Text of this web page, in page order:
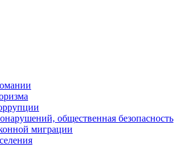
общественная безопасность
миграции